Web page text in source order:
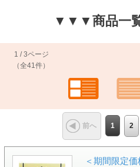
▼▼▼商品一
1 / 3ページ
（全41件）
前へ 1 2
＜期間限定